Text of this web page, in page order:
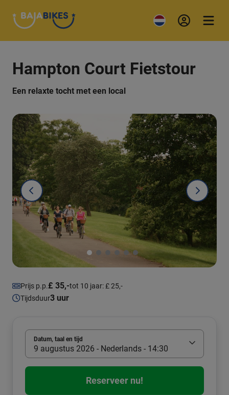
Hampton Court Fietstour
Een relaxte tocht met een local
Prijs p.p.£ 35,-tot 10 jaar: £ 25,-
Tijdsduur3 uur
Datum, taal en tijd
9 augustus 2026 - Nederlands - 14:30
Reserveer nu!